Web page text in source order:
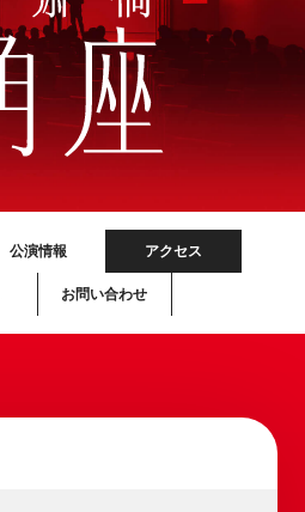
公演情報 アクセス
お問い合わせ